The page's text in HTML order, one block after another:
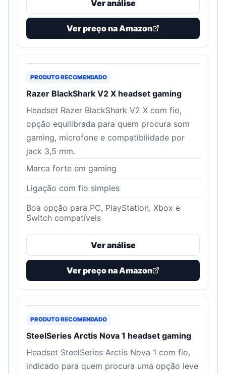
Ver análise
Ver preço na Amazon
PRODUTO RECOMENDADO
Razer BlackShark V2 X headset gaming
Headset Razer BlackShark V2 X com fio,
opção equilibrada para quem procura som
gaming, microfone e compatibilidade por
jack 3,5 mm.
Marca forte em gaming
Ligação com fio simples
Boa opção para PC, PlayStation, Xbox e
Switch compatíveis
Ver análise
Ver preço na Amazon
PRODUTO RECOMENDADO
SteelSeries Arctis Nova 1 headset gaming
Headset SteelSeries Arctis Nova 1 com fio,
indicado para quem procura uma opção leve